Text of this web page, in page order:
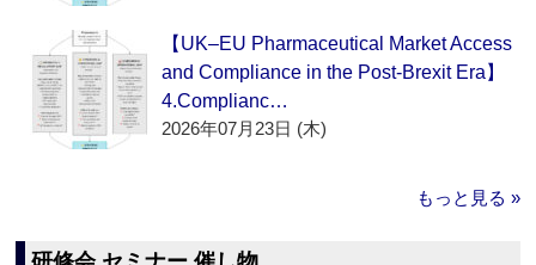
【UK–EU Pharmaceutical Market Access
and Compliance in the Post-Brexit Era】
4.Complianc…
2026年07月23日 (木)
もっと見る »